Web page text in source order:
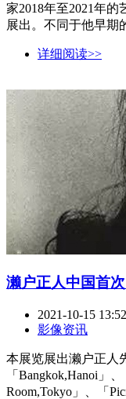
家2018年至2021年
展出。不同于他早期
详细阅读>>
濑户正人中国首
2021-10-15 13:52
影像资讯
本展览展出濑户正
「Bangkok,Hanoi」
Room,Tokyo」、「